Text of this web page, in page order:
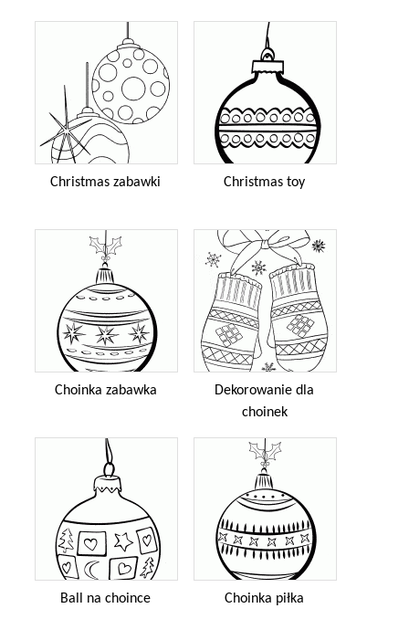
Christmas zabawki Christmas toy
Choinka zabawka
Dekorowanie dla
choinek
Ball na choince Choinka piłka